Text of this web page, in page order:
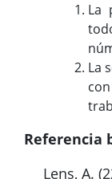
La
La
Referencia
Lens, A.